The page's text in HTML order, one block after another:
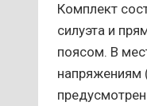
Комплект
силуэта и
поясом. В
напряжениям